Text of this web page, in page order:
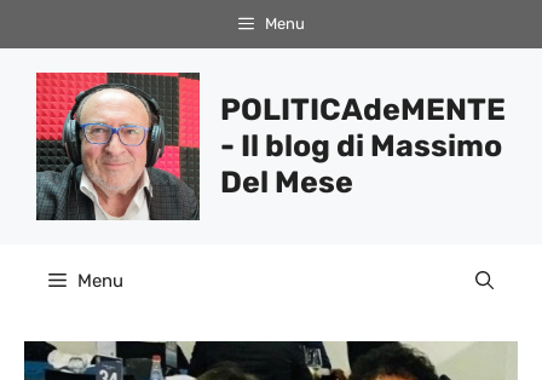
al
contenuto
Menu
POLITICAdeMENTE
- Il blog di Massimo
Del Mese
Menu